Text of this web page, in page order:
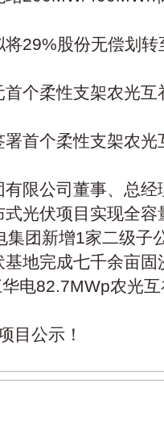
29%股份无偿划
个柔性支架农光
首个柔性支架农
限公司董事、总经
光伏项目实现全容
集团新增1家二级子
地完成七千余亩固
电82.7MWp农光
目公示！